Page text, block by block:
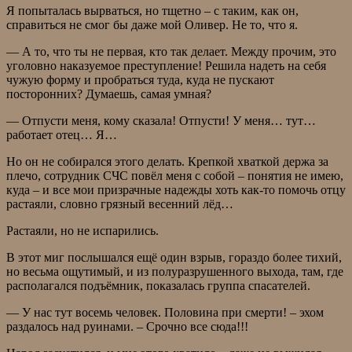
Я попыталась вырваться, но тщетно – с таким, как он,
справиться не смог бы даже мой Оливер. Не то, что я.
— А то, что ты не первая, кто так делает. Между прочим, это
уголовно наказуемое преступление! Решила надеть на себя
чужую форму и пробраться туда, куда не пускают
посторонних? Думаешь, самая умная?
— Отпусти меня, кому сказала! Отпусти! У меня… тут…
работает отец… Я…
Но он не собирался этого делать. Крепкой хваткой держа за
плечо, сотрудник СЧС повёл меня с собой – понятия не имею,
куда – и все мои призрачные надежды хоть как-то помочь отцу
растаяли, словно грязный весенний лёд…
Растаяли, но не испарились.
В этот миг послышался ещё один взрыв, гораздо более тихий,
но весьма ощутимый, и из полуразрушенного выхода, там, где
располагался подъёмник, показалась группа спасателей.
— У нас тут восемь человек. Половина при смерти! – эхом
раздалось над руинами. – Срочно все сюда!!!